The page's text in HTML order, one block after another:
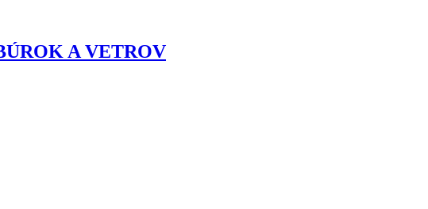
A VETROV